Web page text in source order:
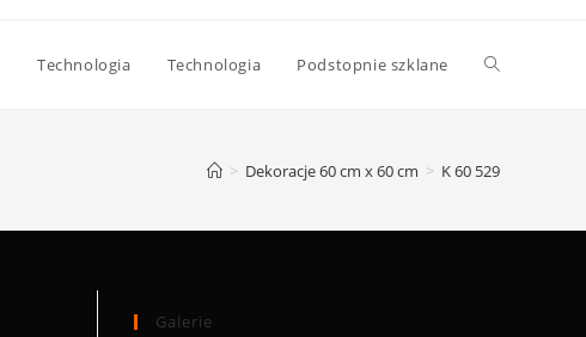
Technologia Technologia Podstopnie szklane
> Dekoracje 60 cm x 60 cm > K 60 529
Galerie